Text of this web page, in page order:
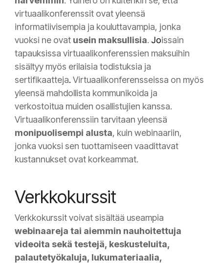
virtuaalikonferenssit ovat yleensä
informatiivisempia ja kouluttavampia, jonka
vuoksi ne ovat usein maksullisia. Joissain
tapauksissa virtuaalikonferenssien maksuihin
sisältyy myös erilaisia todistuksia ja
sertifikaatteja. Virtuaalikonferensseissa on myös
yleensä mahdollista kommunikoida ja
verkostoitua muiden osallistujien kanssa.
Virtuaalikonferenssiin tarvitaan yleensä
monipuolisempi alusta, kuin webinaariin,
jonka vuoksi sen tuottamiseen vaadittavat
kustannukset ovat korkeammat.
Verkkokurssit
Verkkokurssit voivat sisältää useampia
webinaareja tai aiemmin nauhoitettuja
videoita sekä testejä, keskusteluita,
palautetyökaluja, lukumateriaalia,